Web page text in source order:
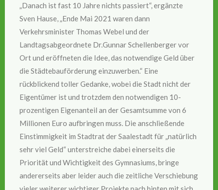
„Danach ist fast 10 Jahre nichts passiert“, ergänzte
Sven Hause, „Ende Mai 2021 waren dann
Verkehrsminister Thomas Webel und der
Landtagsabgeordnete Dr.Gunnar Schellenberger vor
Ort und eröffneten die Idee, das notwendige Geld über
die Städtebauförderung einzuwerben.“ Eine
rückblickend toller Gedanke, wobei die Stadt nicht der
Eigentümer ist und trotzdem den notwendigen 10-
prozentigen Eigenanteil an der Gesamtsumme von 6
Millionen Euro aufbringen muss. Die anschließende
Einstimmigkeit im Stadtrat der Saalestadt für „natürlich
sehr viel Geld“ unterstreiche dabei einerseits die
Priorität und Wichtigkeit des Gymnasiums, bringe
andererseits aber leider auch die zeitliche Verschiebung